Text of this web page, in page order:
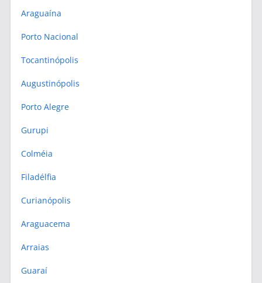
Araguaína
Porto Nacional
Tocantinópolis
Augustinópolis
Porto Alegre
Gurupi
Colméia
Filadélfia
Curianópolis
Araguacema
Arraias
Guaraí